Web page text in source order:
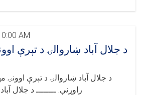
AM
د جلال آباد ښاروالۍ د تېرې
د جلال آباد ښاروالۍ د تېرې اوونۍ
راوړنې. ــــــــ د جلال